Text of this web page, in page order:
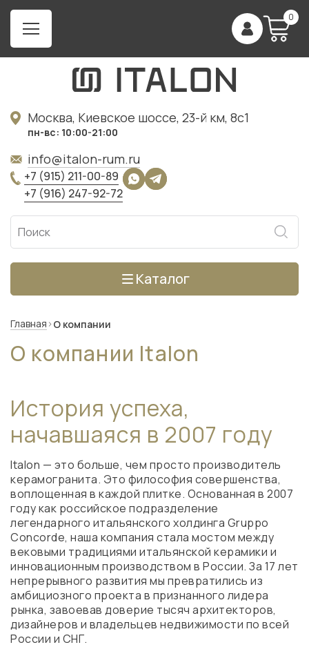
0
Москва, Киевское шоссе, 23-й км, 8с1
пн-вс: 10:00-21:00
info@italon-rum.ru
+7 (915) 211-00-89
+7 (916) 247-92-72
Каталог
Главная О компании
О компании Italon
История успеха,
начавшаяся в 2007 году
Italon — это больше, чем просто производитель
керамогранита. Это философия совершенства,
воплощенная в каждой плитке. Основанная в 2007
году как российское подразделение
легендарного итальянского холдинга Gruppo
Concorde, наша компания стала мостом между
вековыми традициями итальянской керамики и
инновационным производством в России. За 17 лет
непрерывного развития мы превратились из
амбициозного проекта в признанного лидера
рынка, завоевав доверие тысяч архитекторов,
дизайнеров и владельцев недвижимости по всей
России и СНГ.